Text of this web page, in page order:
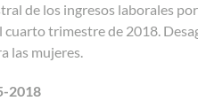
de los ingresos laborales
cuarto trimestre de 2018.
las mujeres.
2018